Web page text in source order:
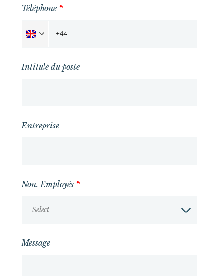
Téléphone *
Intitulé du poste
Entreprise
Non. Employés *
Select
Message